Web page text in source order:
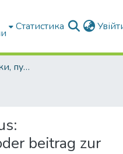
Статистика
Конференції, збірки, публікації молодих вчених і здобувачів : магістрів, бакалаврів, аспірантів.
beitrag zur